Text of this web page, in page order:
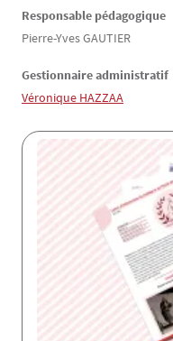
Responsable pédagogique
Pierre-Yves GAUTIER
Gestionnaire administratif
Véronique HAZZAA